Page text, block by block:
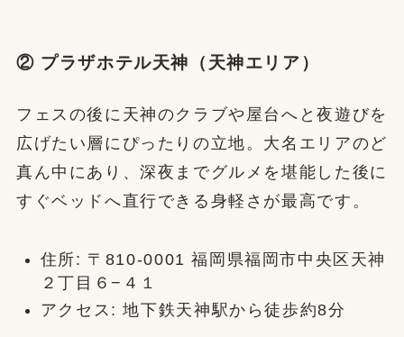
② プラザホテル天神（天神エリア）
フェスの後に天神のクラブや屋台へと夜遊びを
広げたい層にぴったりの立地。大名エリアのど
真ん中にあり、深夜までグルメを堪能した後に
すぐベッドへ直行できる身軽さが最高です。
住所: 〒810-0001 福岡県福岡市中央区天神
２丁目６−４１
アクセス: 地下鉄天神駅から徒歩約8分